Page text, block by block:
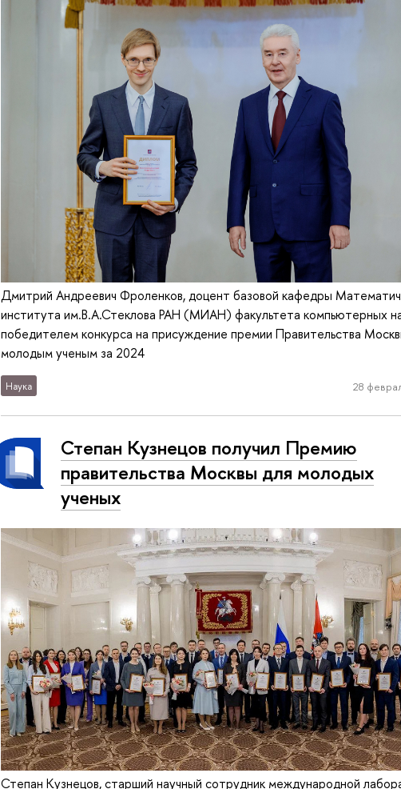
Дмитрий Андреевич Фроленков, доцент базовой кафедры
института им.В.А.Стеклова РАН (МИАН) факультета компьютерных
победителем конкурса на присуждение премии Правительства
молодым ученым за 2024
Наука 28
Степан Кузнецов получил Премию
правительства Москвы для молодых
ученых
Степан Кузнецов, старший научный сотрудник международной